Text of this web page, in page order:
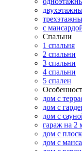
с
Спальни
1 спальня
2 спальни
3 спальни
4 спальни
5 спален
дом с
дом с
дом с
гараж на
дом с
дом с